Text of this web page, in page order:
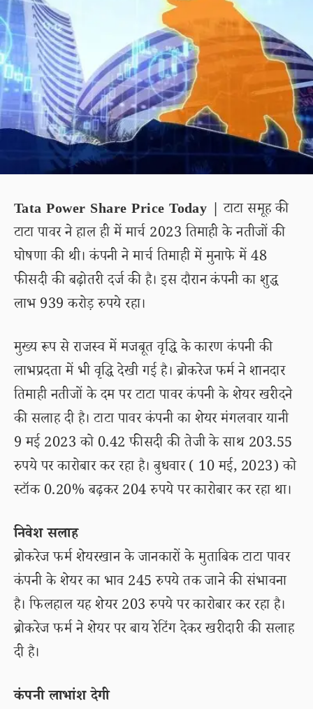
Tata Power Share Price Today | टाटा समूह की
टाटा पावर ने हाल ही में मार्च 2023 तिमाही के नतीजों की
घोषणा की थी। कंपनी ने मार्च तिमाही में मुनाफे में 48
फीसदी की बढ़ोतरी दर्ज की है। इस दौरान कंपनी का शुद्ध
लाभ 939 करोड़ रुपये रहा।
मुख्य रूप से राजस्व में मजबूत वृद्धि के कारण कंपनी की
लाभप्रदता में भी वृद्धि देखी गई है। ब्रोकरेज फर्म ने शानदार
तिमाही नतीजों के दम पर टाटा पावर कंपनी के शेयर खरीदने
की सलाह दी है। टाटा पावर कंपनी का शेयर मंगलवार यानी
9 मई 2023 को 0.42 फीसदी की तेजी के साथ 203.55
रुपये पर कारोबार कर रहा है। बुधवार ( 10 मई, 2023) को
स्टॉक 0.20% बढ़कर 204 रुपये पर कारोबार कर रहा था।
निवेश सलाह
ब्रोकरेज फर्म शेयरखान के जानकारों के मुताबिक टाटा पावर
कंपनी के शेयर का भाव 245 रुपये तक जाने की संभावना
है। फिलहाल यह शेयर 203 रुपये पर कारोबार कर रहा है।
ब्रोकरेज फर्म ने शेयर पर बाय रेटिंग देकर खरीदारी की सलाह
दी है।
कंपनी लाभांश देगी